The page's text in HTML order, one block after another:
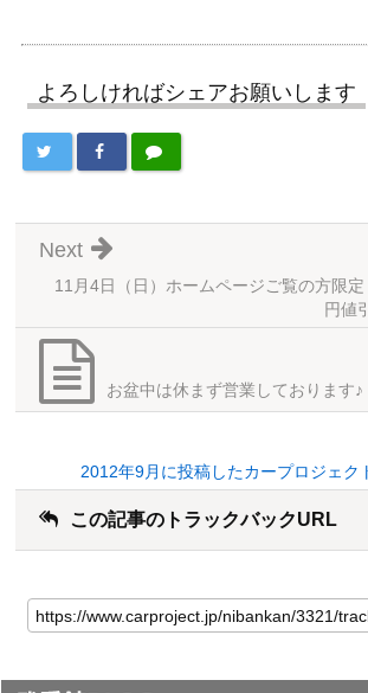
よろしければシェアお願いします
11月4日（日）ホームページご覧の方限
円値
Next
お盆中は休まず営業しております♪
2012年9月に投稿したカープロジェク
この記事のトラックバックURL